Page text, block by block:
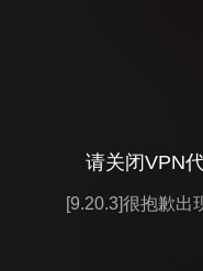
请关闭VPN
[9.20.3]很抱歉出